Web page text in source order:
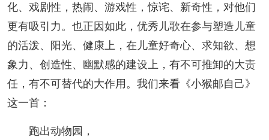
化、戏剧性，热闹、游戏性，惊诧、新奇性，对他们
更有吸引力。也正因如此，优秀儿歌在参与塑造儿童
的活泼、阳光、健康上，在儿童好奇心、求知欲、想
象力、创造性、幽默感的建设上，有不可推卸的大责
任，有不可替代的大作用。我们来看《小猴邮自己》
这一首：
跑出动物园，